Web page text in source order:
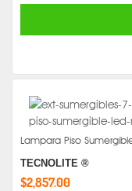
Lampara Piso
TECNOLITE ®
$2,857.00